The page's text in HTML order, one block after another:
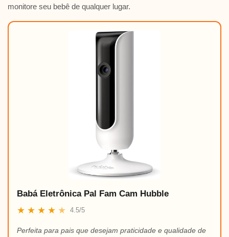
monitore seu bebê de qualquer lugar.
Babá Eletrônica Pal Fam Cam Hubble
★ ★ ★ ★ ★ 4.5/5
Perfeita para pais que desejam praticidade e qualidade de